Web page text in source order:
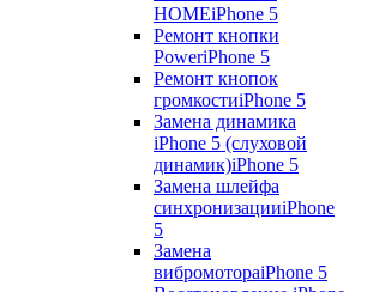
HOMEiPhone 5
Ремонт кнопки
PoweriPhone 5
Ремонт кнопок
громкостиiPhone 5
Замена динамика
iPhone 5 (слуховой
динамик)iPhone 5
Замена шлейфа
синхронизацииiPhone
5
Замена
вибромотораiPhone 5